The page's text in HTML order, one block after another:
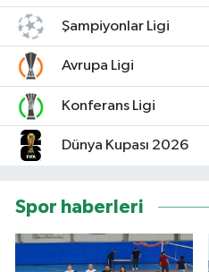
Şampiyonlar Ligi
Avrupa Ligi
Konferans Ligi
Dünya Kupası 2026
Spor haberleri